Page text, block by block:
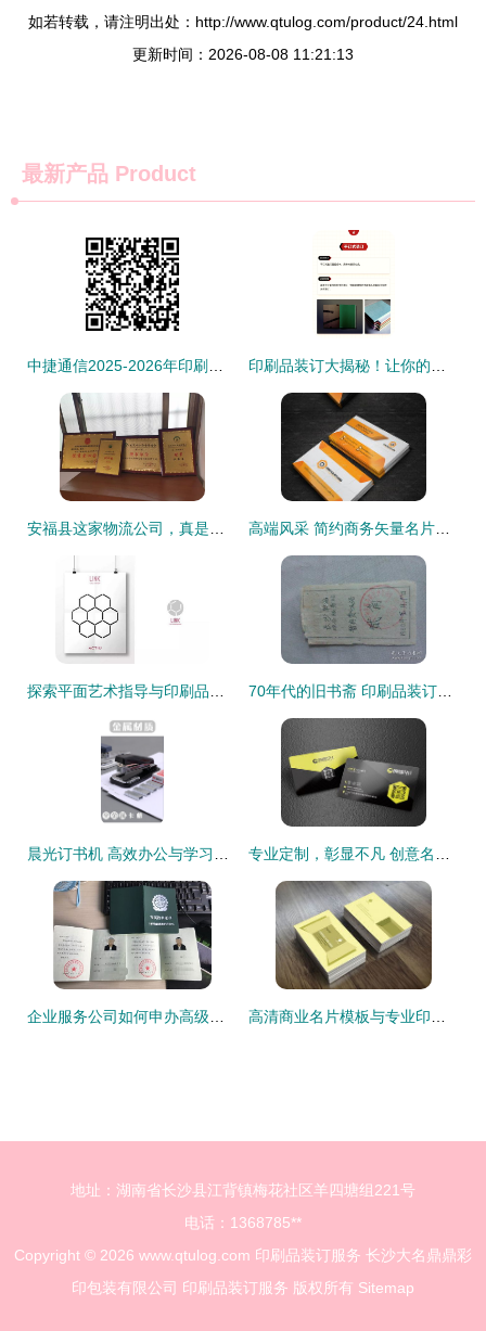
如若转载，请注明出处：http://www.qtulog.com/product/24.html
更新时间：2026-08-08 11:21:13
最新产品 Product
地址：湖南省长沙县江背镇梅花社区羊四塘组221号
电话：1368785**
Copyright © 2026 www.qtulog.com 印刷品装订服务 长沙大名鼎鼎彩
印包装有限公司 印刷品装订服务 版权所有 Sitemap